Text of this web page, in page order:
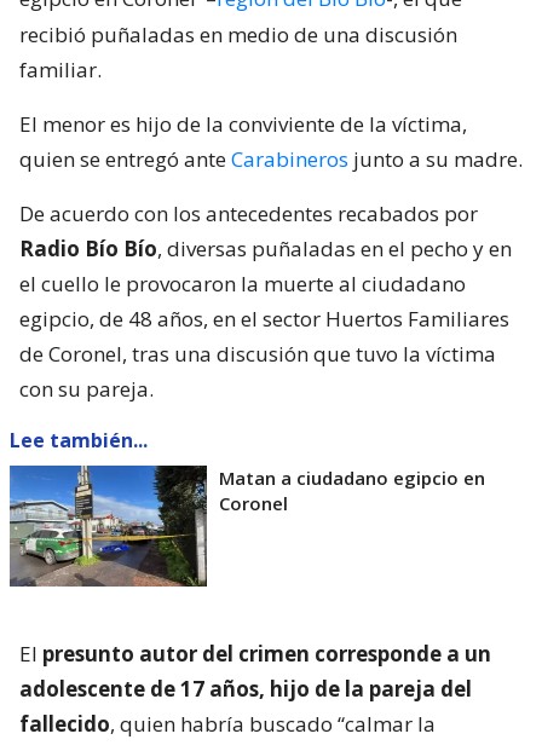
recibió puñaladas en medio de una discusión
familiar.
El menor es hijo de la conviviente de la víctima,
quien se entregó anteCarabineros junto a su madre.
De acuerdo con los antecedentes recabados por
Radio Bío Bío, diversas puñaladas en el pecho y en
el cuello le provocaron la muerte al ciudadano
egipcio, de 48 años, en el sector Huertos Familiares
de Coronel, tras una discusión que tuvo la víctima
con su pareja.
Lee también...
Matan a ciudadano egipcio en
Coronel
El presunto autor del crimen corresponde a un
adolescente de 17 años, hijo de la pareja del
fallecido, quien habría buscado “calmar la